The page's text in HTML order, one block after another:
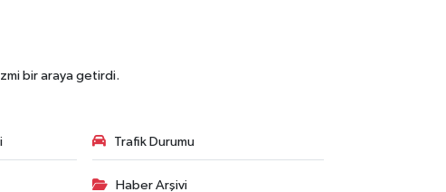
bir araya getirdi.
Trafik Durumu
Haber Arşivi